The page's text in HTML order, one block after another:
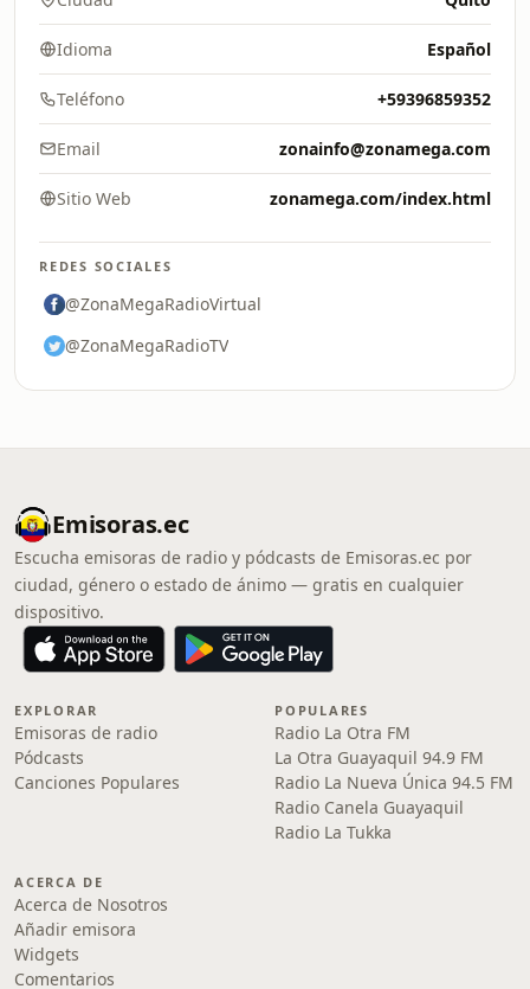
Idioma Español
Teléfono +59396859352
Email zonainfo@zonamega.com
Sitio Web zonamega.com/index.html
REDES SOCIALES
@ZonaMegaRadioVirtual
@ZonaMegaRadioTV
Emisoras.ec
Escucha emisoras de radio y pódcasts de Emisoras.ec por
ciudad, género o estado de ánimo — gratis en cualquier
dispositivo.
EXPLORAR
Emisoras de radio
Pódcasts
Canciones Populares
POPULARES
Radio La Otra FM
La Otra Guayaquil 94.9 FM
Radio La Nueva Única 94.5 FM
Radio Canela Guayaquil
Radio La Tukka
ACERCA DE
Acerca de Nosotros
Añadir emisora
Widgets
Comentarios